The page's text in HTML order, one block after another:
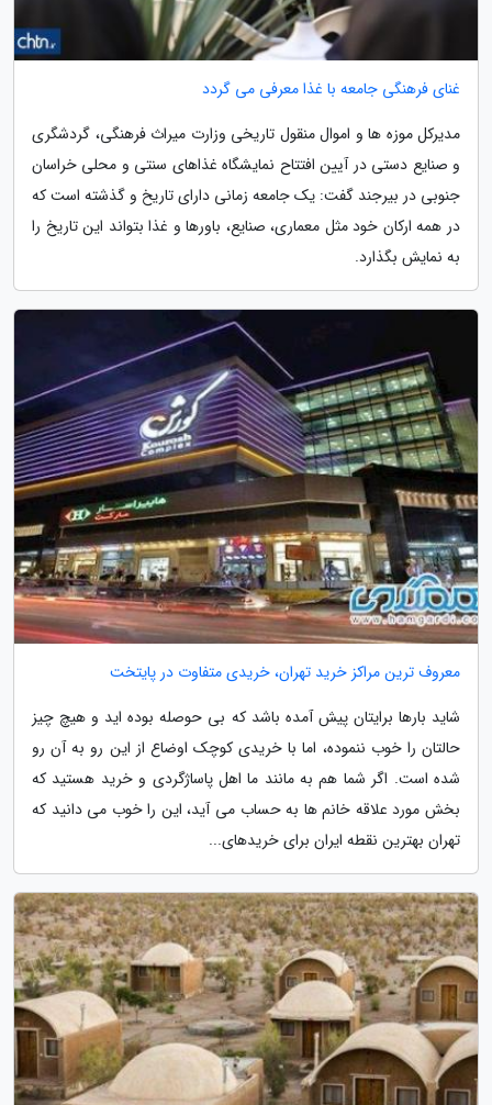
غنای فرهنگی جامعه با غذا معرفی می گردد
مدیرکل موزه ها و اموال منقول تاریخی وزارت میراث فرهنگی، گردشگری
و صنایع دستی در آیین افتتاح نمایشگاه غذاهای سنتی و محلی خراسان
جنوبی در بیرجند گفت: یک جامعه زمانی دارای تاریخ و گذشته است که
در همه ارکان خود مثل معماری، صنایع، باورها و غذا بتواند این تاریخ را
به نمایش بگذارد.
معروف ترین مراکز خرید تهران، خریدی متفاوت در پایتخت
شاید بارها برایتان پیش آمده باشد که بی حوصله بوده اید و هیچ چیز
حالتان را خوب ننموده، اما با خریدی کوچک اوضاع از این رو به آن رو
شده است. اگر شما هم به مانند ما اهل پاساژگردی و خرید هستید که
بخش مورد علاقه خانم ها به حساب می آید، این را خوب می دانید که
تهران بهترین نقطه ایران برای خریدهای...